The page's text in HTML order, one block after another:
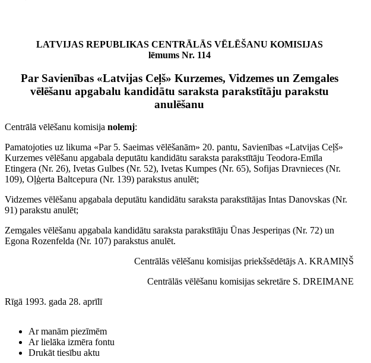
LATVIJAS REPUBLIKAS CENTRĀLĀS VĒLĒŠANU KOMISIJAS
lēmums Nr. 114
Par Savienības «Latvijas Ceļš» Kurzemes, Vidzemes un Zemgales
vēlēšanu apgabalu kandidātu saraksta parakstītāju parakstu
anulēšanu
Centrālā vēlēšanu komisija nolemj:
Pamatojoties uz likuma «Par 5. Saeimas vēlēšanām» 20. pantu, Savienības «Latvijas Ceļš»
Kurzemes vēlēšanu apgabala deputātu kandidātu saraksta parakstītāju Teodora-Emīla
Etingera (Nr. 26), Ivetas Gulbes (Nr. 52), Ivetas Kumpes (Nr. 65), Sofijas Dravnieces (Nr.
109), Oļģerta Baltcepura (Nr. 139) parakstus anulēt;
Vidzemes vēlēšanu apgabala deputātu kandidātu saraksta parakstītājas Intas Danovskas (Nr.
91) parakstu anulēt;
Zemgales vēlēšanu apgabala kandidātu saraksta parakstītāju Ūnas Jesperiņas (Nr. 72) un
Egona Rozenfelda (Nr. 107) parakstus anulēt.
Centrālās vēlēšanu komisijas priekšsēdētājs A. KRAMIŅŠ
Centrālās vēlēšanu komisijas sekretāre S. DREIMANE
Rīgā 1993. gada 28. aprīlī
Ar manām piezīmēm
Ar lielāka izmēra fontu
Drukāt tiesību aktu